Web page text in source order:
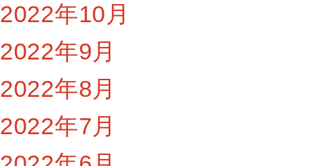
2022年10月
2022年9月
2022年8月
2022年7月